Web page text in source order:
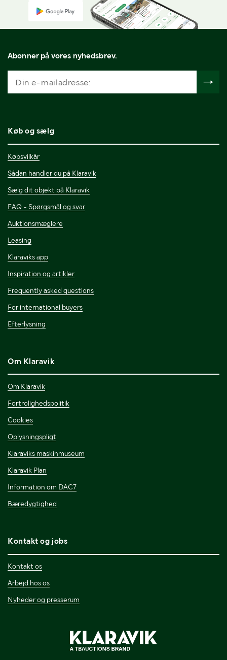
Abonner på vores nyhedsbrev.
Køb og sælg
Købsvilkår
Sådan handler du på Klaravik
Sælg dit objekt på Klaravik
FAQ - Spørgsmål og svar
Auktionsmæglere
Leasing
Klaraviks app
Inspiration og artikler
Frequently asked questions
For international buyers
Efterlysning
Om Klaravik
Om Klaravik
Fortrolighedspolitik
Cookies
Oplysningspligt
Klaraviks maskinmuseum
Klaravik Plan
Information om DAC7
Bæredygtighed
Kontakt og jobs
Kontakt os
Arbejd hos os
Nyheder og presserum